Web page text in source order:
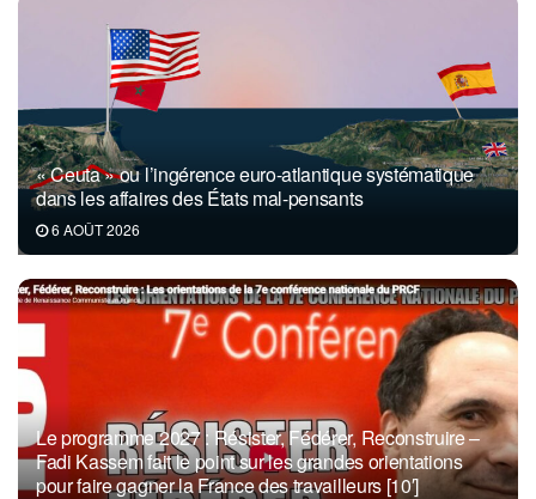
« Ceuta » ou l’ingérence euro-atlantique systématique
dans les affaires des États mal-pensants
6 AOÛT 2026
Le programme 2027 : Résister, Fédérer, Reconstruire –
Fadi Kassem fait le point sur les grandes orientations
pour faire gagner la France des travailleurs [10′]